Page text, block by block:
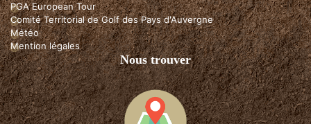
PGA European Tour
Comité Territorial de Golf des Pays d'Auvergne
Météo
Mention légales
Nous trouver